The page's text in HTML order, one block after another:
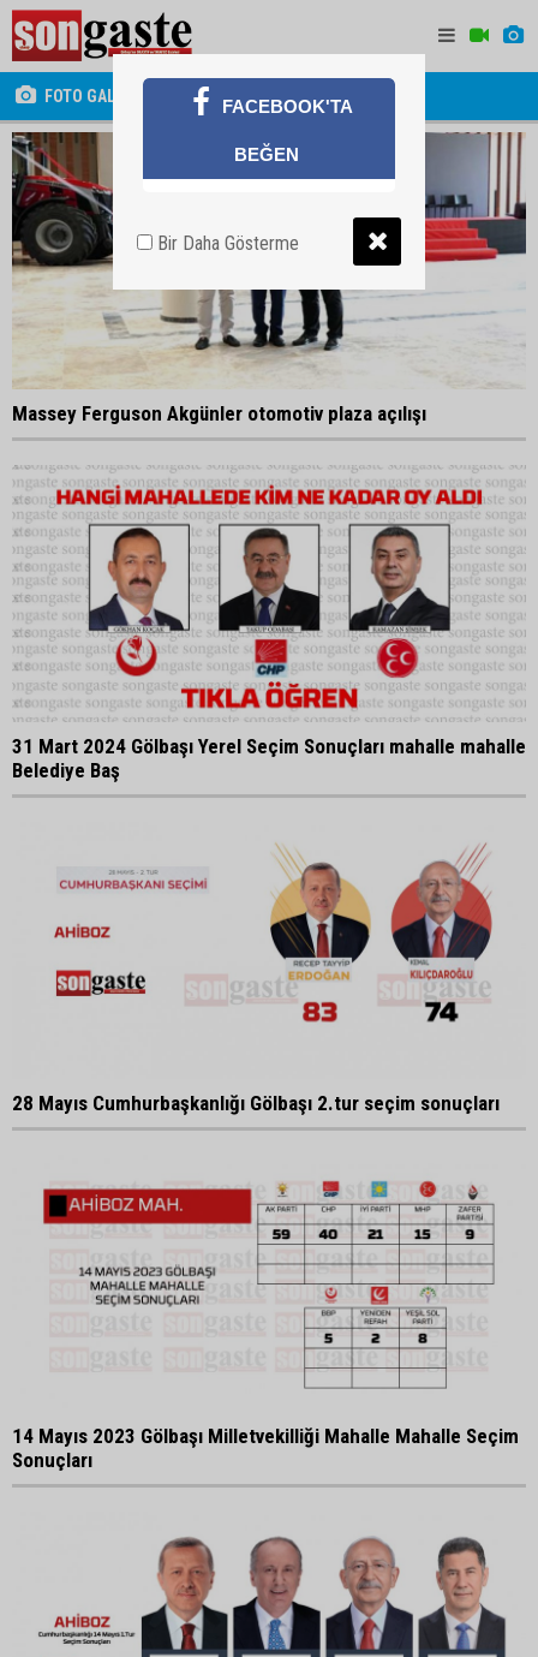
FOTO GALERİ
Massey Ferguson Akgünler otomotiv plaza açılışı
31 Mart 2024 Gölbaşı Yerel Seçim Sonuçları mahalle mahalle
Belediye Baş
28 Mayıs Cumhurbaşkanlığı Gölbaşı 2.tur seçim sonuçları
14 Mayıs 2023 Gölbaşı Milletvekilliği Mahalle Mahalle Seçim
Sonuçları
FACEBOOK'TA
BEĞEN
Bir Daha Gösterme